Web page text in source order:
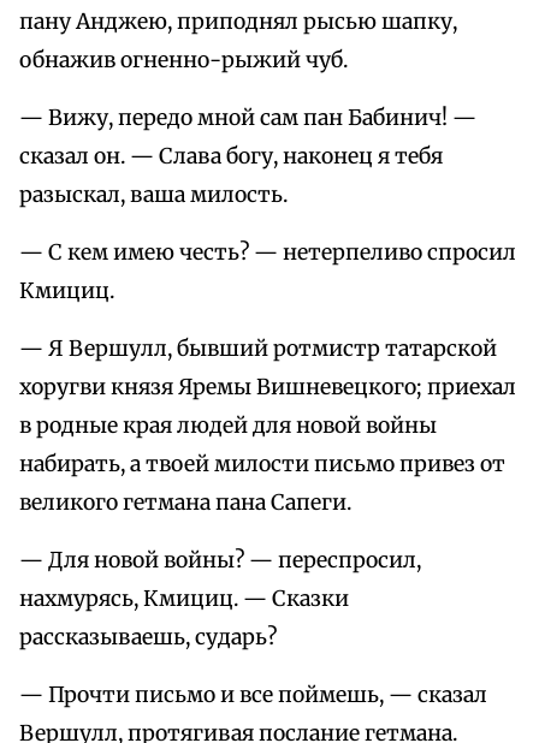
пану Анджею, приподнял рысью шапку,
обнажив огненно-рыжий чуб.
— Вижу, передо мной сам пан Бабинич! —
сказал он. — Слава богу, наконец я тебя
разыскал, ваша милость.
— С кем имею честь? — нетерпеливо спросил
Кмициц.
— Я Вершулл, бывший ротмистр татарской
хоругви князя Яремы Вишневецкого; приехал
в родные края людей для новой войны
набирать, а твоей милости письмо привез от
великого гетмана пана Сапеги.
— Для новой войны? — переспросил,
нахмурясь, Кмициц. — Сказки
рассказываешь, сударь?
— Прочти письмо и все поймешь, — сказал
Вершулл, протягивая послание гетмана.